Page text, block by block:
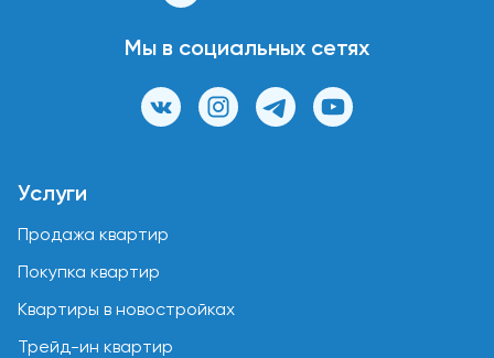
Мы в социальных сетях
Услуги
Продажа квартир
Покупка квартир
Квартиры в новостройках
Трейд-ин квартир